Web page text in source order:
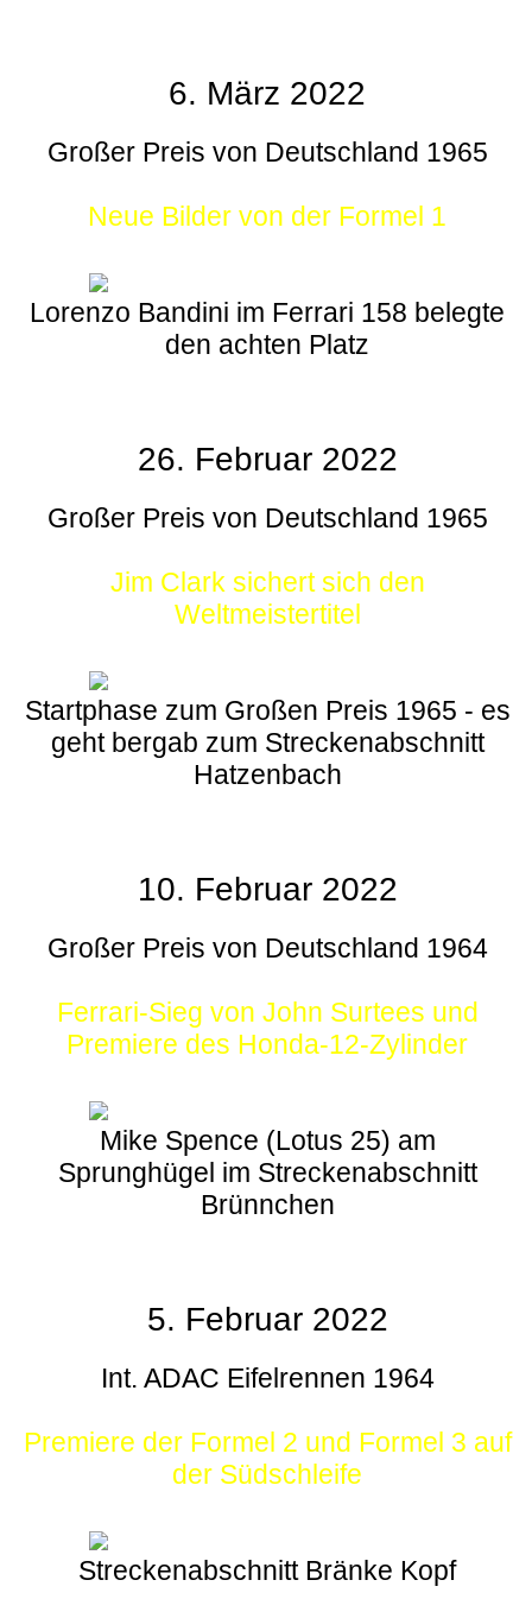
6. März 2022
Großer Preis von Deutschland 1965
Neue Bilder von der Formel 1
Lorenzo Bandini im Ferrari 158 belegte
den achten Platz
26. Februar 2022
Großer Preis von Deutschland 1965
Jim Clark sichert sich den
Weltmeistertitel
Startphase zum Großen Preis 1965 - es
geht bergab zum Streckenabschnitt
Hatzenbach
10. Februar 2022
Großer Preis von Deutschland 1964
Ferrari-Sieg von John Surtees und
Premiere des Honda-12-Zylinder
Mike Spence (Lotus 25) am
Sprunghügel im Streckenabschnitt
Brünnchen
5. Februar 2022
Int. ADAC Eifelrennen 1964
Premiere der Formel 2 und Formel 3 auf
der Südschleife
Streckenabschnitt Bränke Kopf